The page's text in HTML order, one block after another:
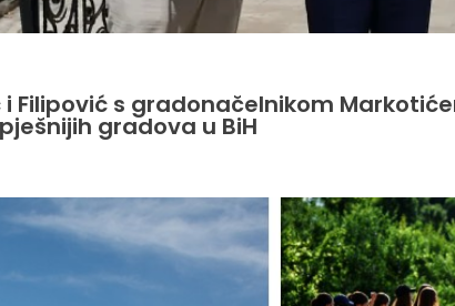
i Filipović s gradonačelnikom
gradova u BiH